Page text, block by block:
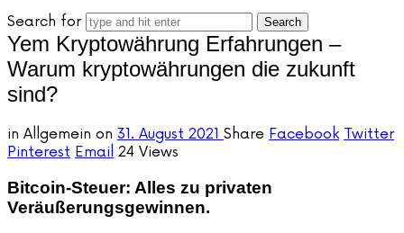
Search for
Yem Kryptowährung Erfahrungen –
Warum kryptowährungen die zukunft
sind?
in Allgemein on 31. August 2021 Share Facebook Twitter
Pinterest Email 24 Views
Bitcoin-Steuer: Alles zu privaten
Veräußerungsgewinnen.